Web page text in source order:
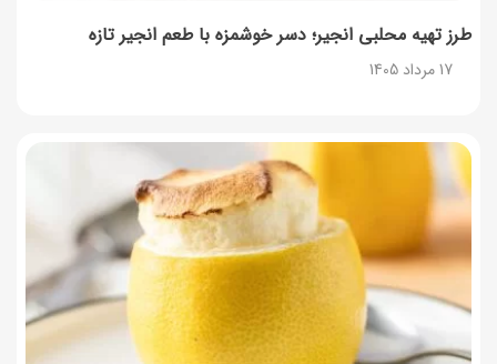
طرز تهیه محلبی انجیر؛ دسر خوشمزه با طعم انجیر تازه
17 مرداد 1405